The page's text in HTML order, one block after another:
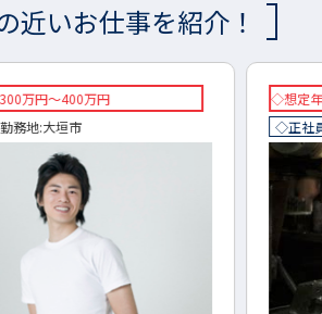
近いお仕事を紹介！
収：275万円～400万円
勤務地:海津市
想
正